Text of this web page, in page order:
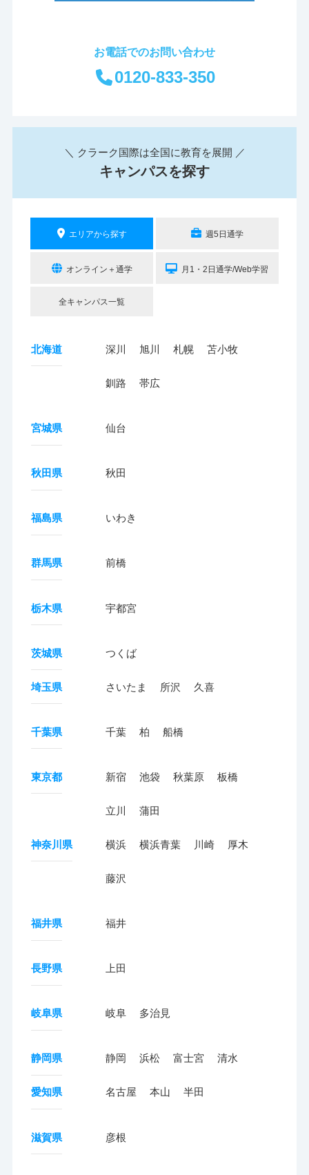
お電話でのお問い合わせ
0120-833-350
＼ クラーク国際は全国に教育を展開 ／
キャンパスを探す
エリアから探す 週5日通学
オンライン＋通学 月1・2日通学/Web学習
全キャンパス一覧
北海道 深川 旭川 札幌 苫小牧
釧路 帯広
宮城県 仙台
秋田県 秋田
福島県 いわき
群馬県 前橋
栃木県 宇都宮
茨城県 つくば
埼玉県 さいたま 所沢 久喜
千葉県 千葉 柏 船橋
東京都 新宿 池袋 秋葉原 板橋
立川 蒲田
神奈川県 横浜 横浜青葉 川崎 厚木
藤沢
福井県 福井
長野県 上田
岐阜県 岐阜 多治見
静岡県 静岡 浜松 富士宮 清水
愛知県 名古屋 本山 半田
滋賀県 彦根